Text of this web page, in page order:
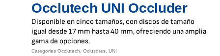
Occlutech UNI Occluder
Disponible en cinco tamaños, con discos de tamaño
igual desde 17 mm hasta 40 mm, ofreciendo una amplia
gama de opciones.
Categories Occlutech Oclusores UNI